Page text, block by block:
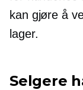
kan gjøre å
lager.
Selgere